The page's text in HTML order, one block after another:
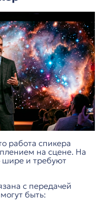
работа спикера
на сцене. На
шире и требуют
с передачей
быть: